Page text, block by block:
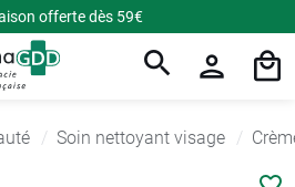
offerte dès 59€
Soin nettoyant visage